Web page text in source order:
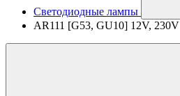
Светодиодные лампы
AR111 [G53, GU10] 12V, 230V